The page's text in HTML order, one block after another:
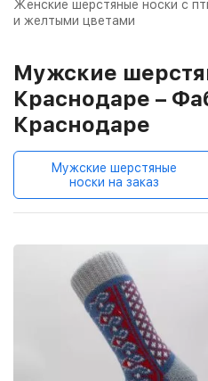
Женские шерстяные носки с
и желтыми цветами
Мужские
Краснодаре –
Краснодаре
Мужские шерстяные
носки на заказ